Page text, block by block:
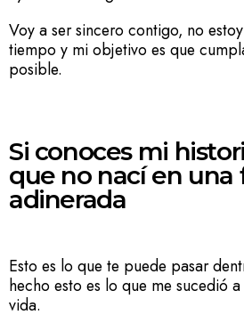
Voy a ser sincero contigo, no
tiempo y mi objetivo es que
posible.
Si conoces mi
que no nací en una
adinerada
Esto es lo que te puede pasar
hecho esto es lo que me sucedió
vida.